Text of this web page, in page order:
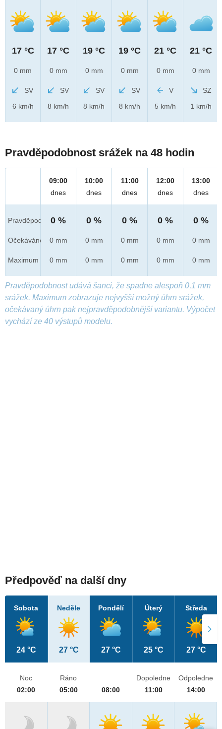
17 °C
0 mm
SV
6 km/h
17 °C
0 mm
SV
8 km/h
19 °C
0 mm
SV
8 km/h
19 °C
0 mm
SV
8 km/h
21 °C
0 mm
V
5 km/h
21 °C
0 mm
SZ
1 km/h
Pravděpodobnost srážek na 48 hodin
Pravděpod.
Očekáváno
Maximum
09:00
dnes
0 %
0 mm
0 mm
10:00
dnes
0 %
0 mm
0 mm
11:00
dnes
0 %
0 mm
0 mm
12:00
dnes
0 %
0 mm
0 mm
13:00
dnes
0 %
0 mm
0 mm
Pravděpodobnost udává šanci, že spadne alespoň 0,1 mm
srážek. Maximum zobrazuje nejvyšší možný úhrn srážek,
očekávaný úhrn pak nejpravděpodobnější variantu. Výpočet
vychází ze 40 výstupů modelu.
Předpověď na další dny
Sobota
24 °C
Neděle
27 °C
Pondělí
27 °C
Úterý
25 °C
Středa
27 °C
Noc
02:00
Ráno
05:00
08:00
Dopoledne
11:00
Odpoledne
14:00